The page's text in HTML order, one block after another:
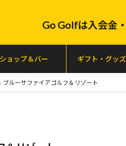
Go Golfは入会金
ショップ＆バー ギフト・グッ
ブルーサファイアゴルフ＆リゾート